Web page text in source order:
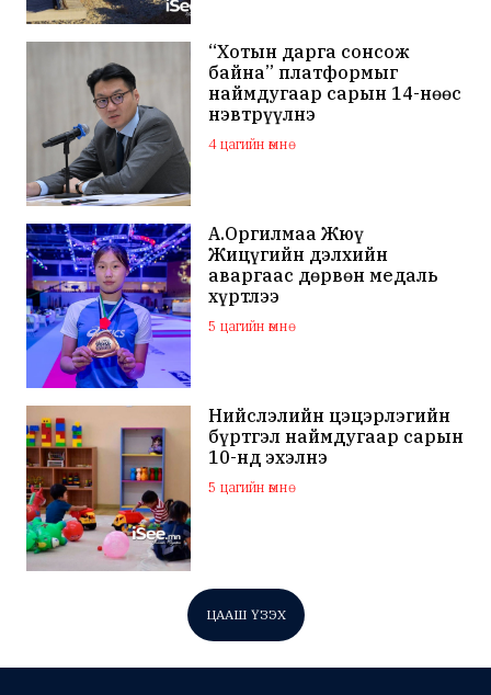
“Хотын дарга сонсож
байна” платформыг
наймдугаар сарын 14-нөөс
нэвтрүүлнэ
4 цагийн өмнө
А.Оргилмаа Жюү
Жицүгийн дэлхийн
аваргаас дөрвөн медаль
хүртлээ
5 цагийн өмнө
Нийслэлийн цэцэрлэгийн
бүртгэл наймдугаар сарын
10-нд эхэлнэ
5 цагийн өмнө
ЦААШ ҮЗЭХ